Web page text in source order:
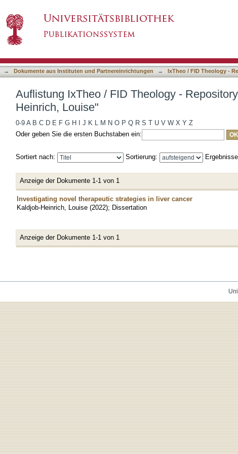
→ Dokumente aus Instituten und Partnereinrichtungen → IxTheo / FID Theology -
Auflistung IxTheo / FID Theology -
Heinrich, Louise"
0-9 A B C D E F G H J K L M N O P Q R S T U V W X Y Z
Oder geben Sie die ersten Buchstaben ein:
Sortiert nach: Sortierung:
Anzeige der Dokumente 1-1 von 1
Investigating novel therapeutic strategies in liver cancer
Kaldjob-Heinrich, Louise (2022); Dissertation
Anzeige der Dokumente 1-1 von 1